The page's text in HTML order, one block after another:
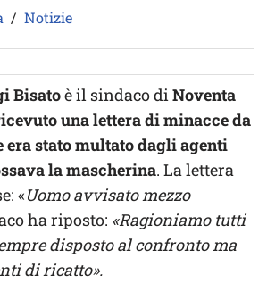
Notizie
Bisatoè il sindaco diNoventa
una lettera di minacce da
era stato multato dagli agenti
la mascherina. La lettera
«Uomo avvisato mezzo
ha riposto: «Ragioniamo tutti
disposto al confronto ma
di ricatto».